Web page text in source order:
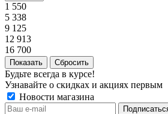
1 550
5 338
9 125
12 913
16 700
Сбросить
Будьте всегда в курсе!
Узнавайте о скидках и акциях первым
Новости магазина